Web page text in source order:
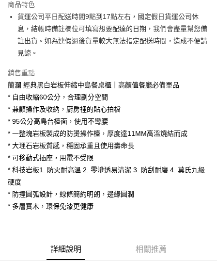
合作金庫商業銀行
華南商業銀行
彰化商業銀行
上海商業儲蓄銀行
台北富邦商業銀行
國泰世華商業銀行
兆豐國際商業銀行
臺灣中小企業銀行
聯邦商業銀行
元大商業銀行
永豐商業銀行
台新國際商業銀行
台灣樂天信用卡公司
6 期 0 利率 每期
華南商業銀行
彰化商業銀行
上海商業儲蓄銀行
台北富邦商業銀行
國泰世華商業銀行
匯豐（台灣）商業銀行
聯邦商業銀行
遠東國際商業銀行
元大商業銀行
玉山商業銀行
星展（台灣）商業銀行
台灣樂天信用卡公司
LINE Pay
Apple Pay
悠遊付
Google Pay
【大哥付你分期使用說明】
1.本服務由台灣大哥大提供，台灣大哥大用戶可立即使用無須另外申請。
2.付款方式選擇「大哥付你分期」，訂單成立後會自動跳轉到大哥付的交易
流程，驗證手機門號後，選擇欲分期的期數、繳款截止日，確認付款後即完
成交易。
3.實際核准額度、可分期數及費用金額請依後續交易確認頁面所載為準。
4.訂單成立30分鐘內，如未前往確認交易或遇審核未通過，訂單將自動取
法說明評估內容。
2.透過簡訊連結打開帳單後，可選擇「超商條碼／台灣大直營門市／銀行轉
帳／街口支付／iPASS MONEY」等通路繳費。
AFTEE先享後付
相關說明
【關於「AFTEE先享後付」】
AFTEE先享後付是「在收到商品之後才付款」的支付方式。 讓您購物簡單
便利好安心！
１．簡單：不需註冊會員、不需綁卡、不需儲值。
２．便利：只要手機號碼，簡訊認證，即可結帳。
結帳頁面，進行簡訊認證並確認金額後，即可完成結帳。
運送方式
商品特色
貨運公司平日配送時間9點到17點左右，國定假日貨運公司休
息，結帳時備註欄位可填寫想要配達的日期，我們會盡量幫您備
註出貨。如為連假過後貨量較大無法指定配送時間，造成不便請
見諒。
銷售重點
簡瀾 經典黑白岩板伸縮中島餐桌櫃｜高顏值餐廳必備單品
* 自由收縮60公分，合理劃分空間
* 兼顧操作及收納，廚房裡的貼心拍檔
* 95公分高島台檯面，使用不彎腰
* 一整塊岩板製成的防燙操作檯，厚度達11MM高溫燒結而成
* 大理石岩板質感，穩固承重且使用壽命長
* 可移動式插座，用電不受限
* 科技岩板1. 防火耐高溫 2. 零滲透易清潔 3. 防刮耐磨 4. 莫氏九級
硬度
* 防撞圓弧設計，線條簡約明朗，邊緣圓潤
* 多層實木，環保免漆更健康
詳細說明 相關推薦